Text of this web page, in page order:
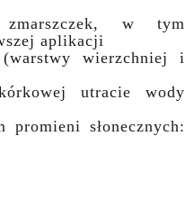
zmarszczek, w tym
aplikacji
wierzchniej i
utracie wody
promieni słonecznych: